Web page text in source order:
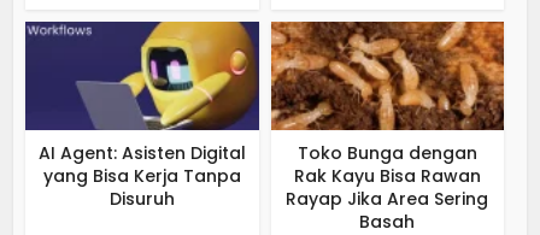
AI Agent: Asisten Digital
yang Bisa Kerja Tanpa
Disuruh
Toko Bunga dengan
Rak Kayu Bisa Rawan
Rayap Jika Area Sering
Basah